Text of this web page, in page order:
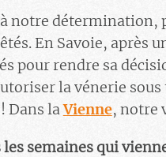
à notre détermination,
En Savoie, après
pour rendre sa
la vénerie
Dans laVienne, notre
les semaines qui